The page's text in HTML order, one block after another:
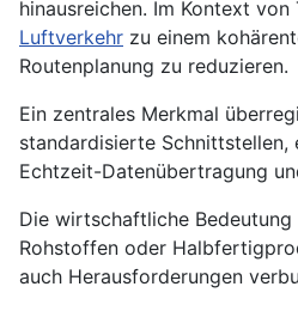
hinausreichen. Im Kontext
Luftverkehr zu einem
Routenplanung zu reduzieren.
Ein zentrales Merkmal
standardisierte
Echtzeit-Datenübertragung
Die wirtschaftliche
Rohstoffen oder
auch Herausforderungen